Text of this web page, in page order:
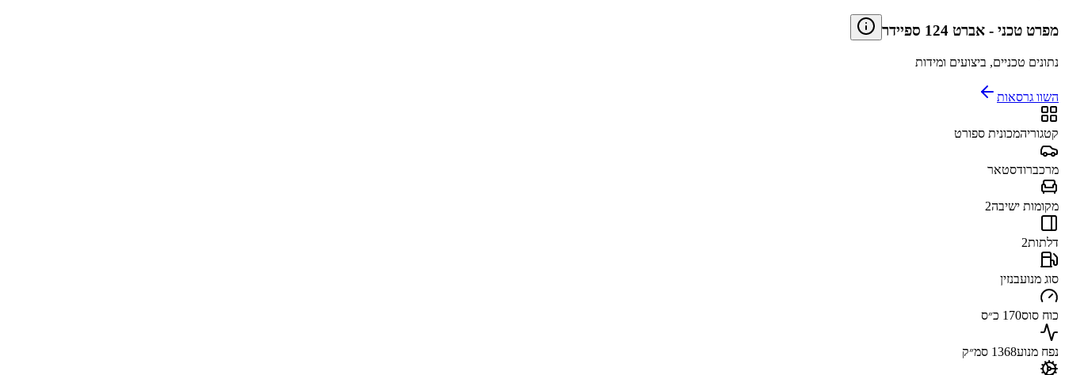
מפרט טכני - אברט 124 ספיידר
נתונים טכניים, ביצועים ומידות
השוו גרסאות
קטגוריהמכונית ספורט
מרכברודסטאר
מקומות ישיבה2
דלתות2
סוג מנועבנזין
כוח סוס170 כ״ס
נפח מנוע1368 סמ״ק